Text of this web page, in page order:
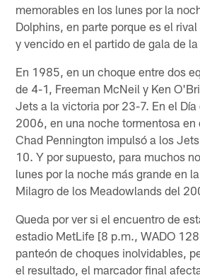
memorables en los lunes por la
Dolphins, en parte porque es el
y vencido en el partido de gala de la
En 1985, en un choque entre dos
de 4-1, Freeman McNeil y Ken
Jets a la victoria por 23-7. En el Día
2006, en una noche tormentosa en
Chad Pennington impulsó a los
10. Y por supuesto, para muchos
lunes por la noche más grande en
Milagro de los Meadowlands del
Queda por ver si el encuentro de
estadio MetLife [8 p.m., WADO
panteón de choques inolvidables,
el resultado, el marcador final